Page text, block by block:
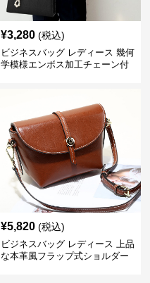
¥3,280 (税込)
ビジネスバッグ レディース 幾何
学模様エンボス加工チェーン付
¥5,820 (税込)
ビジネスバッグ レディース 上品
な本革風フラップ式ショルダー